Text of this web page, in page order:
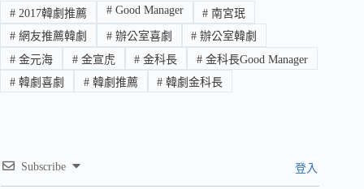
#2017韓劇推薦 #Good Manager # 南宮珉
#網友推薦韓劇 #辦公室喜劇 # 辦公室韓劇
#金元海 #金宣虎 # 金科長 # 金科長Good Manager
#韓劇喜劇 #韓劇推薦 # 韓劇金科長
Subscribe 登入